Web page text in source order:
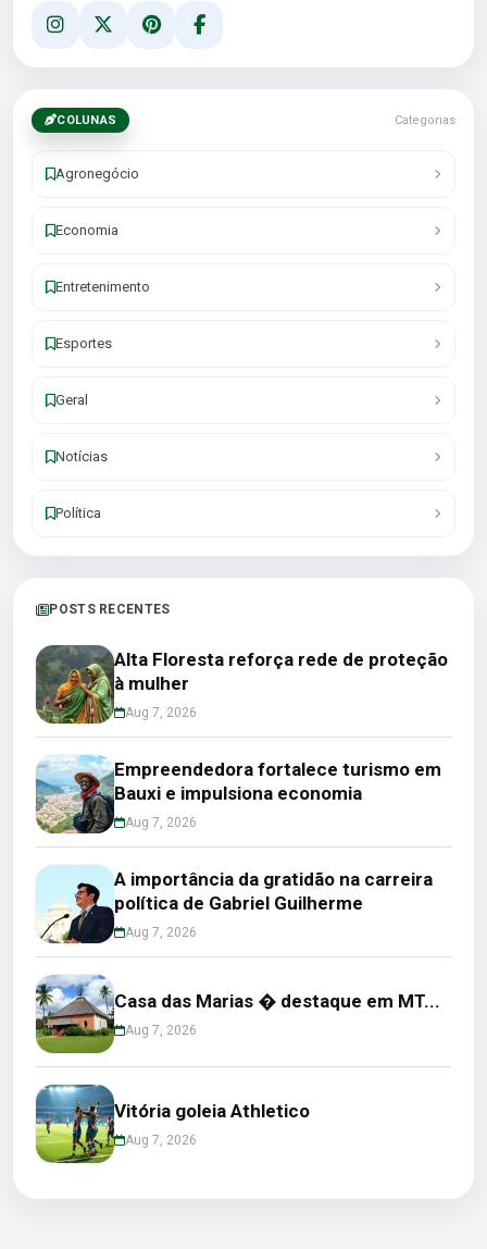
COLUNAS Categorias
Agronegócio
Economia
Entretenimento
Esportes
Geral
Notícias
Política
POSTS RECENTES
Alta Floresta reforça rede de proteção
à mulher
Aug 7, 2026
Empreendedora fortalece turismo em
Bauxi e impulsiona economia
Aug 7, 2026
A importância da gratidão na carreira
política de Gabriel Guilherme
Aug 7, 2026
Casa das Marias � destaque em MT...
Aug 7, 2026
Vitória goleia Athletico
Aug 7, 2026